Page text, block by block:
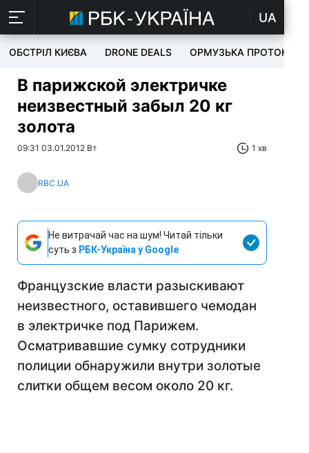
UA
ОБСТРІЛ КИЄВА DRONE DEALS ОРМУЗЬКА ПРОТОКА
В парижской электричке
неизвестный забыл 20 кг
золота
09:31 03.01.2012 Вт 1 хв
RBC.UA
Не витрачай час на шум! Читай тільки
суть з РБК-Україна у Google
Французские власти разыскивают
неизвестного, оставившего чемодан
в электричке под Парижем.
Осматривавшие сумку сотрудники
полиции обнаружили внутри золотые
слитки общем весом около 20 кг.